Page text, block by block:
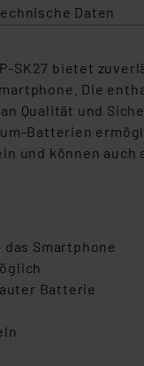
Daten
SK27 bietet
Die
Qualität und
Batterien
und können
Smartphone
Batterie